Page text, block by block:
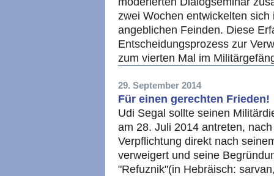
zwei Wochen entwickelten
angeblichen Feinden. Diese
Entscheidungsprozess zur
zum vierten Mal im
29. September 2014
Für einen gerechten Frieden!
Udi Segal sollte seinen
am 28. Juli 2014 antreten,
Verpflichtung direkt nach
verweigert und seine
"Refuznik"(in Hebräisch: